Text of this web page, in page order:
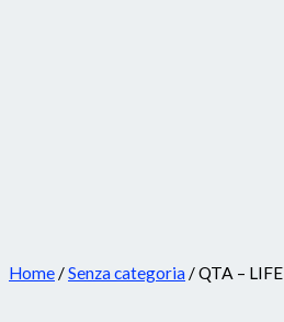
Home/Senza categoria/ QTA –